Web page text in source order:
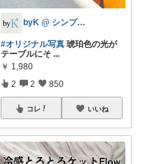
byK @ シンプル好き
#オリジナル写真 琥珀色の光が
テーブルにそ ...
￥ 1,980
2 2 850
コレ いいね